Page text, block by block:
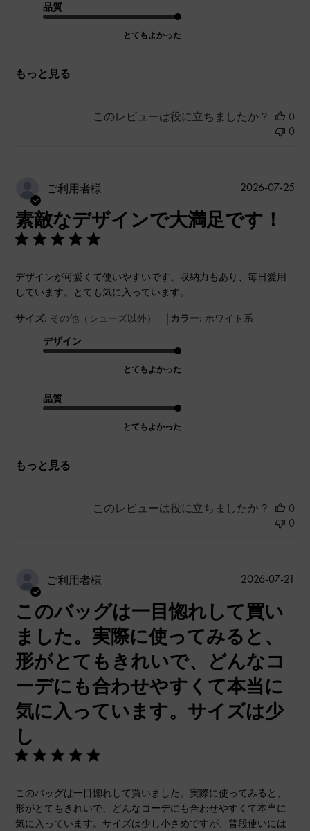
品質
とてもよかった
もっと見る
このレビューは役に立ちましたか？
0
0
ご利用者様
素敵なデザインで大満足です！
デザインが可愛くて使いやすいです。収納力もあり、毎日愛用
しています。とても気に入っています。
サイズ: その他（シューズ以外） | カラー: ホワイト系
デザイン
とてもよかった
品質
とてもよかった
もっと見る
公
2026-07-25
このレビューは役に立ちましたか？
0
0
ご利用者様
このバッグは一目惚れして買い
ました。実際に使ってみると、
形がとてもきれいで、どんなコ
ーデにも合わせやすくて本当に
気に入っています。サイズは少
し
このバッグは一目惚れして買いました。実際に使ってみると、
形がとてもきれいで、どんなコーデにも合わせやすくて本当に
気に入っています。サイズは少し小さめですが、普段使いには
2026-07-21